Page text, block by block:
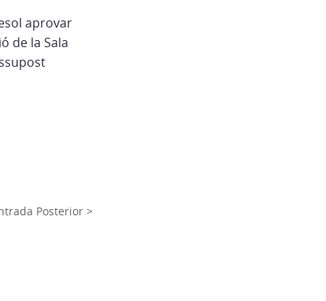
aprovar
de la Sala
Posterior >